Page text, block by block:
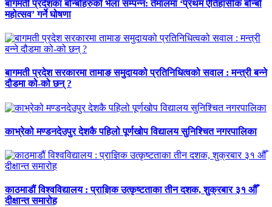
बागमती प्रदेशका बोन्बोहरुको भेला सम्पन्न: तेमालमा ‘प्रथम ऐतिहासीक बोन्बो
महोत्सव’ गर्ने घोषणा
बागमती प्रदेश सरकारमा तामाङ समुदायको प्रतिनिधित्वको सवाल : मन्त्री बन्ने
दौडमा को‐को छन् ?
काभ्रेको मण्डनदेउपुर देशकै पहिलो पूर्णखोप विद्यालय सुनिश्चित नगरपालिका
काठमाडौं विश्वविद्यालय : प्राज्ञिक उत्कृष्टताका तीन दशक, शुक्रबार ३१ औँ
दीक्षान्त समारोह